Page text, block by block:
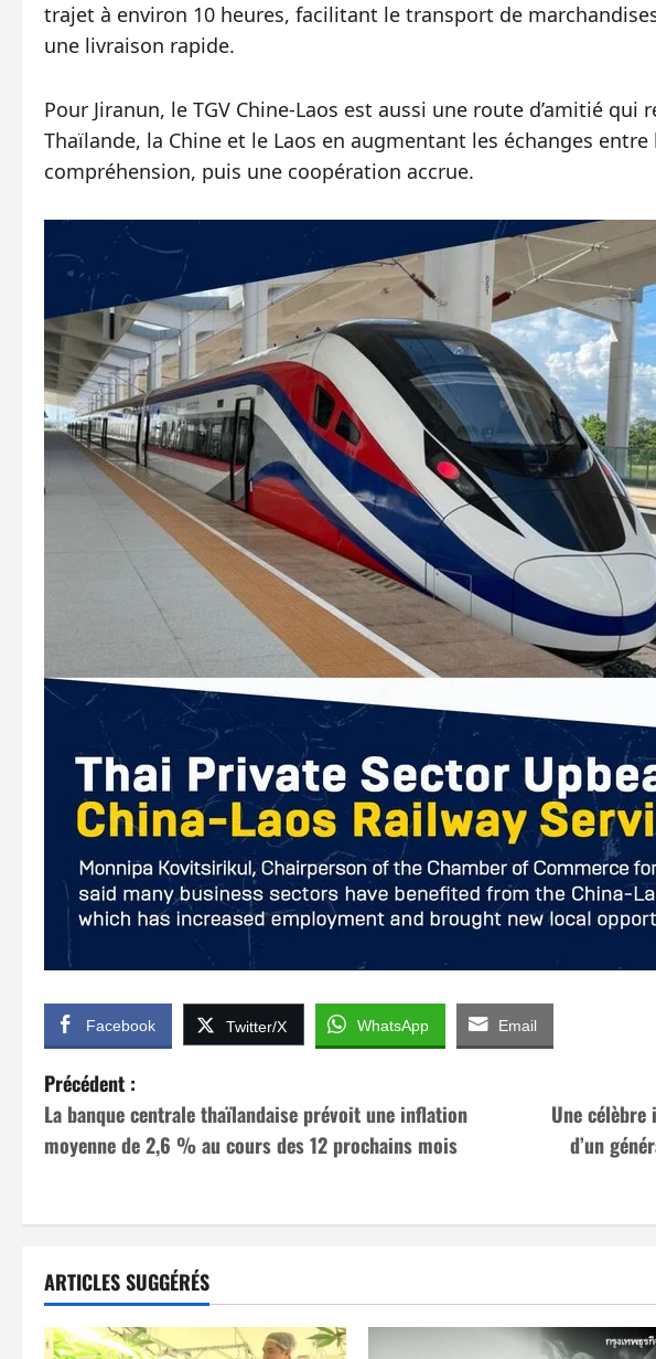
trajet à environ 10 heures, facilitant le transport de
une livraison rapide.
Pour Jiranun, le TGV Chine-Laos est aussi une route d’amitié
Thaïlande, la Chine et le Laos en augmentant les échanges
compréhension, puis une coopération accrue.
Facebook Twitter/X WhatsApp Email
N
a
i
g
a
Précédent :
La banque centrale thaïlandaise prévoit une inflation
moyenne de 2,6 % au cours des 12 prochains mois
Une
d’un
ARTICLES SUGGÉRÉS